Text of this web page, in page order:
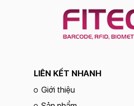
LIÊN KẾT NHANH
Giới thiệu